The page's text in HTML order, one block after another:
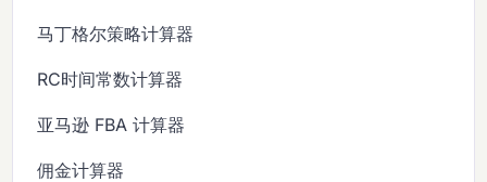
马丁格尔策略计算器
RC时间常数计算器
亚马逊 FBA 计算器
佣金计算器